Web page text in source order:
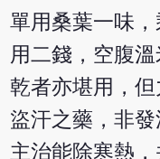
單用桑葉一味
用二錢，空腹
乾者亦堪用，
盜汗之藥，非
主治能除寒熱